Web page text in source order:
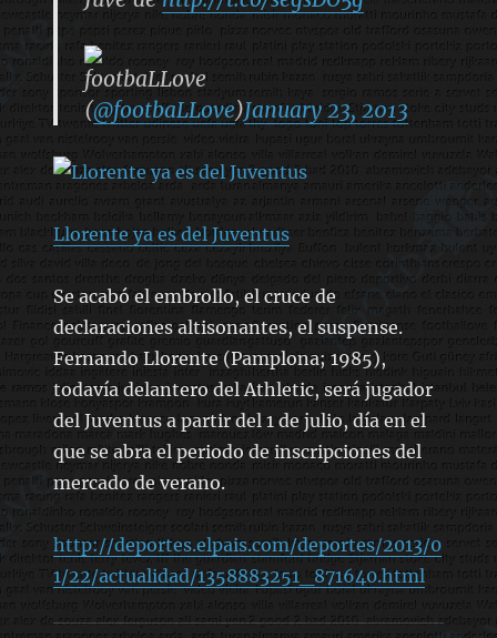
footbaLLove
(@footbaLLove)January 23, 2013
Llorente ya es del Juventus
Se acabó el embrollo, el cruce de
declaraciones altisonantes, el suspense.
Fernando Llorente (Pamplona; 1985),
todavía delantero del Athletic, será jugador
del Juventus a partir del 1 de julio, día en el
que se abra el periodo de inscripciones del
mercado de verano.
http://deportes.elpais.com/deportes/2013/0
1/22/actualidad/1358883251_871640.html